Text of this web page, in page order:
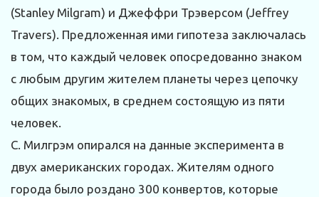
(Stanley Milgram) и Джеффри Трэверсом (Jeffrey
Travers). Предложенная ими гипотеза заключалась
в том, что каждый человек опосредованно знаком
с любым другим жителем планеты через цепочку
общих знакомых, в среднем состоящую из пяти
человек.
С. Милгрэм опирался на данные эксперимента в
двух американских городах. Жителям одного
города было роздано 300 конвертов, которые